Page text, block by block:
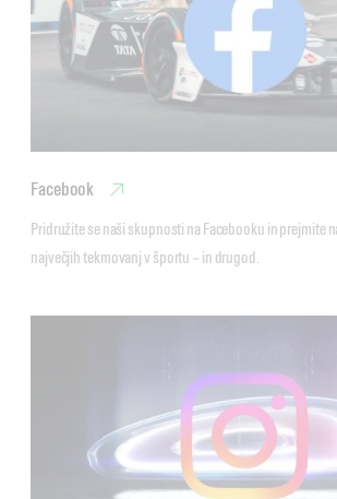
Facebook
Pridružite se naši skupnosti na Facebooku in prejmite
največjih tekmovanj v športu − in drugod.